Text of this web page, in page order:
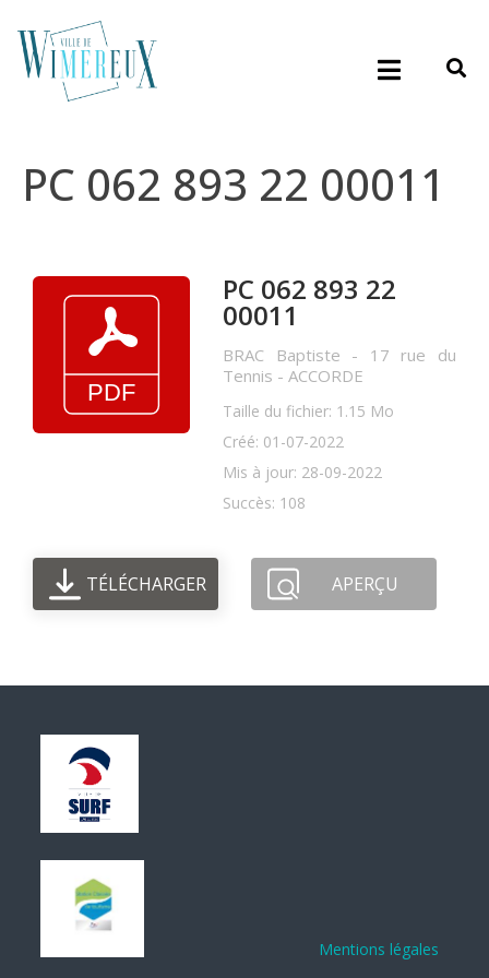
PC 062 893 22 00011
PC 062 893 22
00011
BRAC Baptiste - 17 rue du
Tennis - ACCORDE
Taille du fichier: 1.15 Mo
Créé: 01-07-2022
Mis à jour: 28-09-2022
Succès: 108
TÉLÉCHARGER APERÇU
Mentions légales